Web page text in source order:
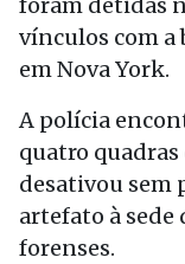
vínculos com a
em Nova York.
A polícia
quatro
desativou sem
artefato à sede
forenses.